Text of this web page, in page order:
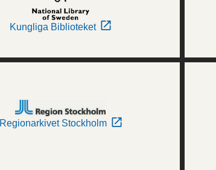
Kungliga Biblioteket
Regionarkivet Stockholm